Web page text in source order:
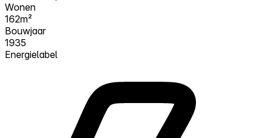
Wonen
162m²
Bouwjaar
1935
Energielabel